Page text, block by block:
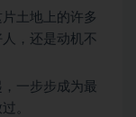
土地上的许多
，还是动机不
一步步成为最
。